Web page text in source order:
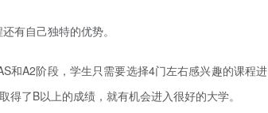
有自己独特的优势。
和A2阶段，学生只需要选择4门左右感兴趣的课程进
了B以上的成绩，就有机会进入很好的大学。